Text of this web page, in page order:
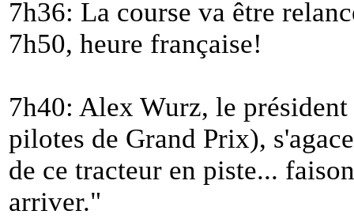
7h36: La course va être
7h50, heure française!
7h40: Alex Wurz, le
pilotes de Grand Prix),
de ce tracteur en piste...
arriver."